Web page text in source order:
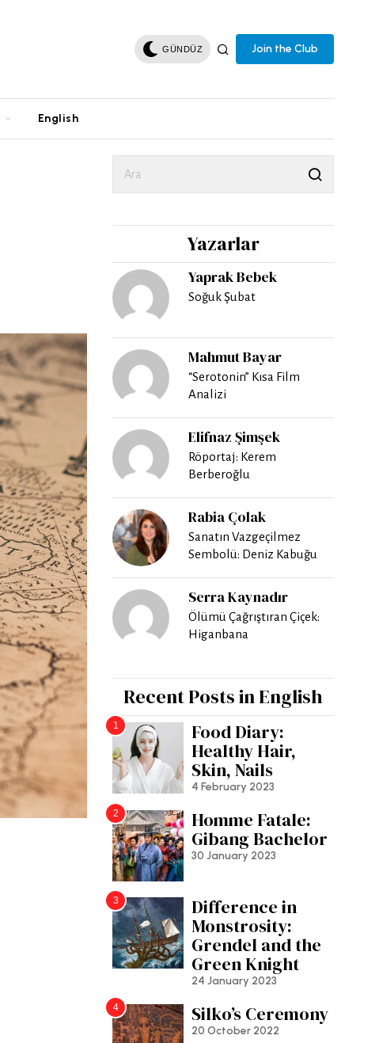
GÜNDÜZ Join the Club
English
Yazarlar
Yaprak Bebek
Soğuk Şubat
Mahmut Bayar
“Serotonin” Kısa Film
Analizi
Elifnaz Şimşek
Röportaj: Kerem
Berberoğlu
Rabia Çolak
Sanatın Vazgeçilmez
Sembolü: Deniz Kabuğu
Serra Kaynadır
Ölümü Çağrıştıran Çiçek:
Higanbana
Recent Posts in English
1
Food Diary:
Healthy Hair,
Skin, Nails
4 February 2023
2
Homme Fatale:
Gibang Bachelor
30 January 2023
3
Difference in
Monstrosity:
Grendel and the
Green Knight
24 January 2023
4 Silko’s Ceremony
20 October 2022